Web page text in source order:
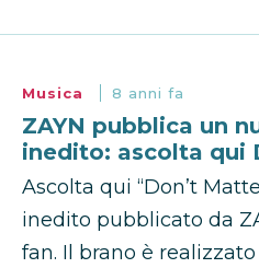
Musica 8 anni fa
ZAYN pubblica un
inedito: ascolta qui
Ascolta qui “Don’t
inedito pubblicato da
fan. Il brano è